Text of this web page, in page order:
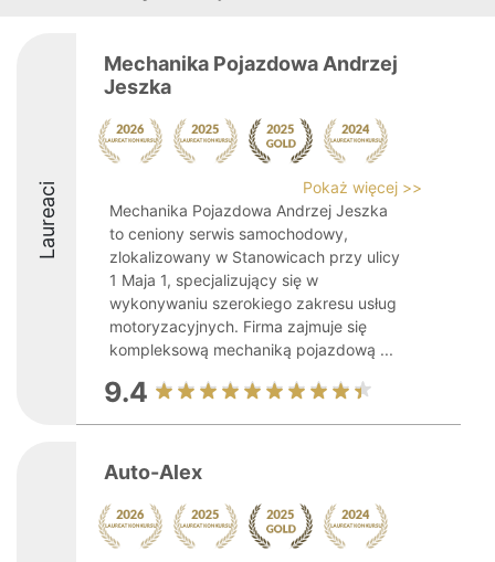
Laureaci
Mechanika Pojazdowa Andrzej
Jeszka
Pokaż więcej >>
Mechanika Pojazdowa Andrzej Jeszka
to ceniony serwis samochodowy,
zlokalizowany w Stanowicach przy ulicy
1 Maja 1, specjalizujący się w
wykonywaniu szerokiego zakresu usług
motoryzacyjnych. Firma zajmuje się
kompleksową mechaniką pojazdową ...
9.4
Auto-Alex